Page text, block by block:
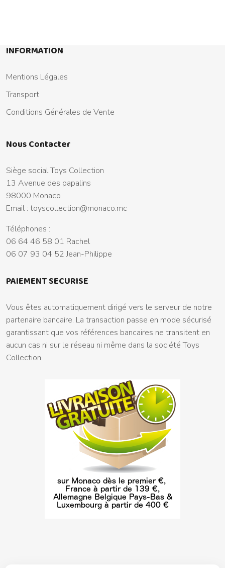
INFORMATION
Mentions Légales
Transport
Conditions Générales de Vente
Nous Contacter
Siège social Toys Collection
13 Avenue des papalins
98000 Monaco
Email : toyscollection@monaco.mc
Téléphones :
06 64 46 58 01 Rachel
06 07 93 04 52 Jean-Philippe
PAIEMENT SECURISE
Vous êtes automatiquement dirigé vers le serveur de notre
partenaire bancaire. La transaction passe en mode sécurisé
garantissant que vos références bancaires ne transitent en
aucun cas ni sur le réseau ni même dans la société Toys
Collection.